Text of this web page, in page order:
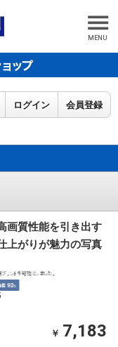
MENU
ログイン 会員登録
画質性能を引き出す
上がりが魅力の写真
￥ 7,183